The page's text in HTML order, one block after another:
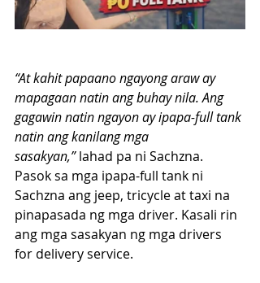
“At kahit papaano ngayong araw ay
mapagaan natin ang buhay nila. Ang
gagawin natin ngayon ay ipapa-full tank
natin ang kanilang mga
sasakyan,” lahad pa ni Sachzna.
Pasok sa mga ipapa-full tank ni
Sachzna ang jeep, tricycle at taxi na
pinapasada ng mga driver. Kasali rin
ang mga sasakyan ng mga drivers
for delivery service.